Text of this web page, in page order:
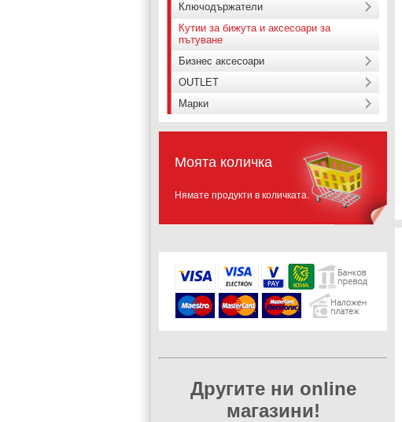
Ключодържатели
Кутии за бижута и аксесоари за
пътуване
Бизнес аксесоари
OUTLET
Марки
Моята количка
Нямате продукти в количката.
Другите ни online
магазини!